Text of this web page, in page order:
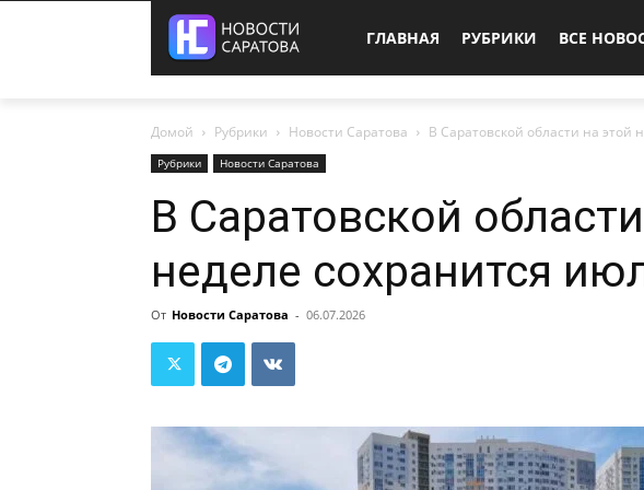
ГЛАВНАЯ РУБРИКИ ВСЕ
Домой Рубрики Новости Саратова В Саратовской области на этой
Рубрики Новости Саратова
В Саратовской
неделе сохранится
От Новости Саратова - 06.07.2026